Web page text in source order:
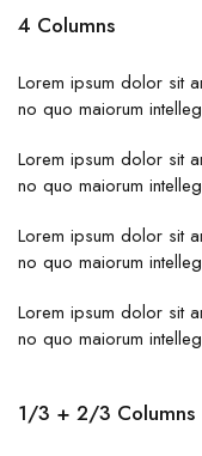
4 Columns
Lorem ipsum dolor sit
no quo maiorum
Lorem ipsum dolor sit
no quo maiorum
Lorem ipsum dolor sit
no quo maiorum
Lorem ipsum dolor sit
no quo maiorum
1/3 + 2/3 Columns